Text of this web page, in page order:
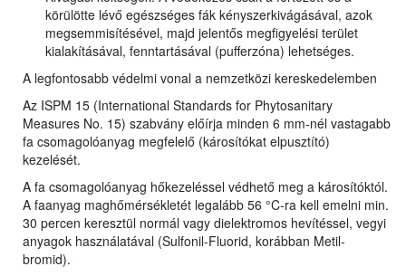
körülötte lévő egészséges fák kényszerkivágásával, azok
megsemmisítésével, majd jelentős megfigyelési terület
kialakításával, fenntartásával (pufferzóna) lehetséges.
A legfontosabb védelmi vonal a nemzetközi kereskedelemben
Az ISPM 15 (International Standards for Phytosanitary
Measures No. 15) szabvány előírja minden 6 mm-nél vastagabb
fa csomagolóanyag megfelelő (károsítókat elpusztító)
kezelését.
A fa csomagolóanyag hőkezeléssel védhető meg a károsítóktól.
A faanyag maghőmérsékletét legalább 56 °C-ra kell emelni min.
30 percen keresztül normál vagy dielektromos hevítéssel, vegyi
anyagok használatával (Sulfonil-Fluorid, korábban Metil-
bromid).